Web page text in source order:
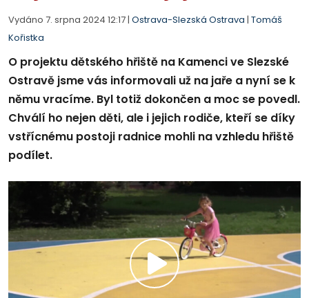
Vydáno 7. srpna 2024 12:17 | Ostrava-Slezská Ostrava | Tomáš
Kořistka
O projektu dětského hřiště na Kamenci ve Slezské
Ostravě jsme vás informovali už na jaře a nyní se k
němu vracíme. Byl totiž dokončen a moc se povedl.
Chválí ho nejen děti, ale i jejich rodiče, kteří se díky
vstřícnému postoji radnice mohli na vzhledu hřiště
podílet.
Přehrát